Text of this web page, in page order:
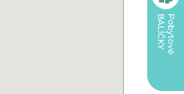
Pobytové
BALÍČKY